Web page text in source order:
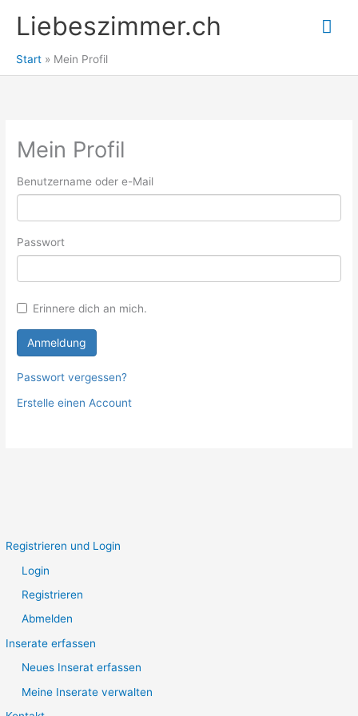
Liebeszimmer.ch
Start Mein Profil
Registrieren und Login
Login
Registrieren
Abmelden
Inserate erfassen
Neues Inserat erfassen
Meine Inserate verwalten
Mein Profil
Benutzername oder e-Mail
Passwort
Erinnere dich an mich.
Passwort vergessen?
Erstelle einen Account